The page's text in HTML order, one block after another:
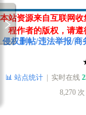
本站资源来自互联网
程作者的版权，请
侵权删帖/违法举报/商
📊 站点统计| 实时在线
8,270